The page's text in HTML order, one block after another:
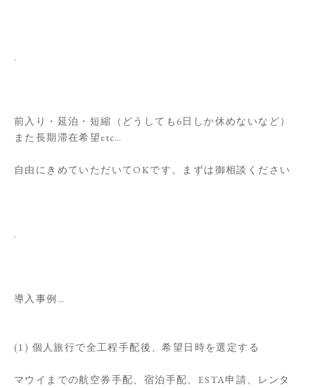
.
前入り・延泊・短縮（どうしても6日しか休めないなど）
また長期滞在希望etc…
自由にきめていただいてOKです。まずは御相談ください
.
導入事例…
(1) 個人旅行で全工程手配後、希望日時を選定する
マウイまでの航空券手配、宿泊手配、ESTA申請、レンタ